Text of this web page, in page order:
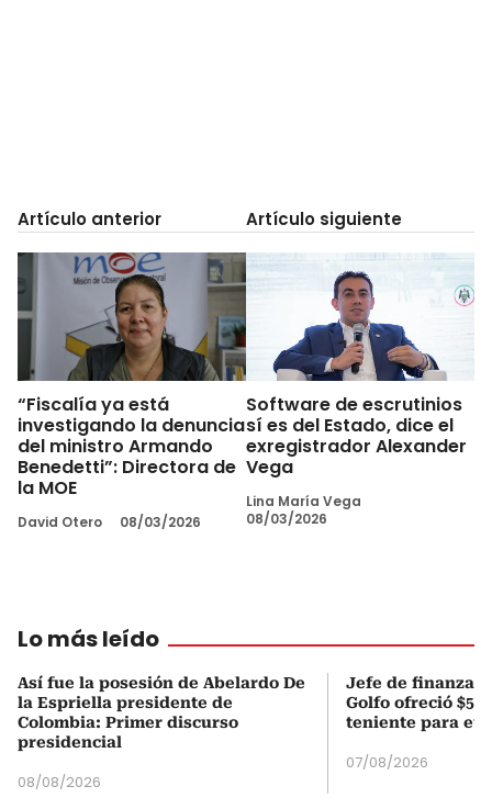
Artículo anterior
“Fiscalía ya está
investigando la denuncia
del ministro Armando
Benedetti”: Directora de
la MOE
David Otero 08/03/2026
Artículo siguiente
Software de escrutinios
sí es del Estado, dice el
exregistrador Alexander
Vega
Lina María Vega
08/03/2026
Lo más leído
Así fue la posesión de Abelardo De
la Espriella presidente de
Colombia: Primer discurso
presidencial
08/08/2026
Jefe de finanzas
Golfo ofreció
teniente para
07/08/2026